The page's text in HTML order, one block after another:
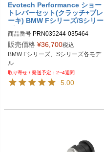
Evotech Performance ショー
トレバーセット(クラッチ+ブレ
ーキ) BMW Fシリーズ/Sシリー
ズ
商品番号 PRN035244-035464
BMW F 750 GS (2019+)：PRN0352
44-035464-01
BMW F 850 GS (2019+)：PRN0352
44-035464-02
BMW F 900 R (2020-2024)：PRN03
5244-035464-03
BMW S 1000 R (2021-2024)：PRN0
販売価格 ¥36,700税込
BMW Fシリーズ、Sシリーズ各モデ
ル
2~4週間
5.00